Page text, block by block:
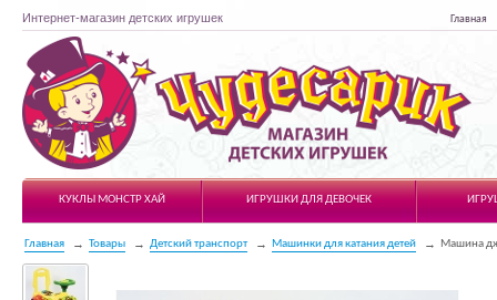
Интернет-магазин детских игрушек Главная
Чудесарик
КУКЛЫ МОНСТР ХАЙ
ИГРУШКИ ДЛЯ ДЕВОЧЕК
Главная Товары Детский транспорт Машинки для катания детей Машина